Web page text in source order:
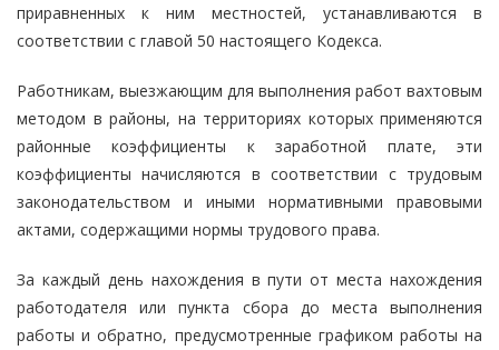
приравненных к ним местностей, устанавливаются в
соответствии с главой 50 настоящего Кодекса.
Работникам, выезжающим для выполнения работ вахтовым
методом в районы, на территориях которых применяются
районные коэффициенты к заработной плате, эти
коэффициенты начисляются в соответствии с трудовым
законодательством и иными нормативными правовыми
актами, содержащими нормы трудового права.
За каждый день нахождения в пути от места нахождения
работодателя или пункта сбора до места выполнения
работы и обратно, предусмотренные графиком работы на